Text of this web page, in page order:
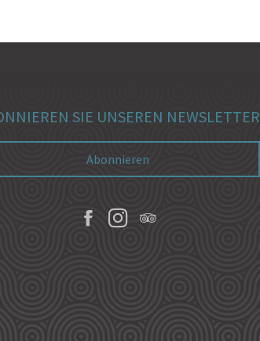
SIE UNSEREN NEWSLETTER
Abonnieren